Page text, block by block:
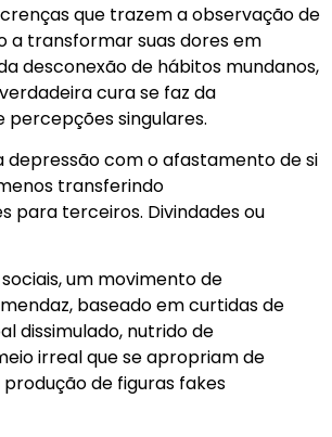
que trazem a observação de
a transformar suas dores em
desconexão de hábitos mundanos,
cura se faz da
singulares.
depressão com o afastamento de si
transferindo
para terceiros. Divindades ou
um movimento de
baseado em curtidas de
dissimulado, nutrido de
irreal que se apropriam de
de figuras fakes